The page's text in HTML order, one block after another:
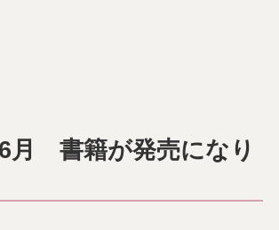
月 書籍が発売になり